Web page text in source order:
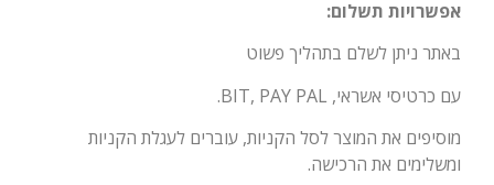
אפשרויות תשלום:
באתר ניתן לשלם בתהליך פשוט
עם כרטיסי אשראי, BIT, PAY PAL.
מוסיפים את המוצר לסל הקניות, עוברים לעגלת הקניות
ומשלימים את הרכישה.